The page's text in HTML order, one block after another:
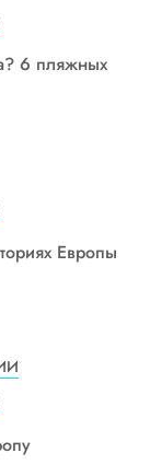
6 пляжных
Европы